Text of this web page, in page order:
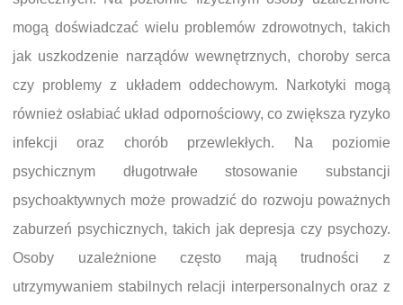
mogą doświadczać wielu problemów zdrowotnych, takich
jak uszkodzenie narządów wewnętrznych, choroby serca
czy problemy z układem oddechowym. Narkotyki mogą
również osłabiać układ odpornościowy, co zwiększa ryzyko
infekcji oraz chorób przewlekłych. Na poziomie
psychicznym długotrwałe stosowanie substancji
psychoaktywnych może prowadzić do rozwoju poważnych
zaburzeń psychicznych, takich jak depresja czy psychozy.
Osoby uzależnione często mają trudności z
utrzymywaniem stabilnych relacji interpersonalnych oraz z